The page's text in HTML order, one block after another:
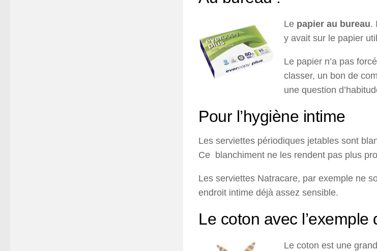
Le papier au bureau.
y avait sur le papier
Le papier n’a pas
classer, un bon de
une question
Pour l’hygiène intime
Les serviettes périodiques jetables sont
Ce blanchiment ne les rendent pas plus
Les serviettes Natracare, par exemple ne
endroit intime déjà assez sensible.
Le coton avec l’exemple
Le coton est une